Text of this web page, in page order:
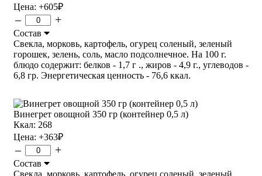
Цена: +605₽
– +
Состав
Свекла, морковь, картофель, огурец соленый, зеленый
горошек, зелень, соль, масло подсолнечное. На 100 г.
блюдо содержит: белков - 1,7 г ., жиров - 4,9 г., углеводов -
6,8 гр. Энергетическая ценность - 76,6 ккал.
Винегрет овощной 350 гр (контейнер 0,5 л)
Ккал: 268
Цена: +363₽
– +
Состав
Свекла, морковь, картофель, огурец соленый, зеленый